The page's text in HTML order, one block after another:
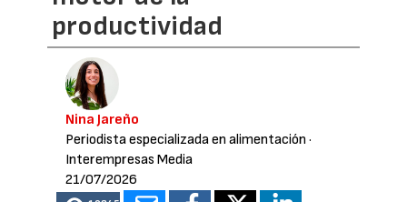
productividad
Nina Jareño
Periodista especializada en alimentación ·
Interempresas Media
21/07/2026